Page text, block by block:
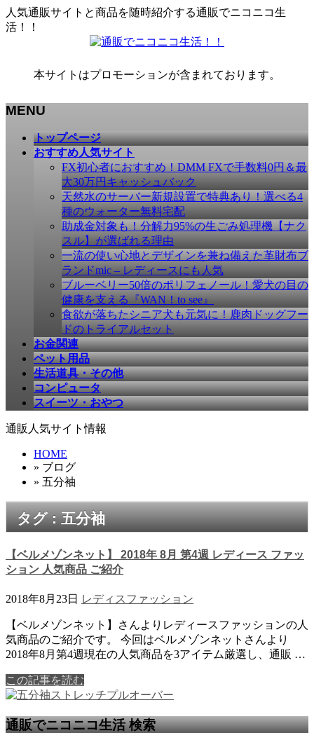
人気通販サイトと商品を随時紹介する通販でニコニコ生
活！！
本サイトはプロモーションが含まれております。
MENU
トップページ
おすすめ人気サイト
FX初心者におすすめ！DMM FXで手数料0円＆最
大30万円キャッシュバック
天然水のサーバー新規設置で特典あり！選べる4
種のウォーター無料宅配
助成金対象も！分解力95%の生ごみ処理機【ナク
スル】が選ばれる理由
一流の使い心地とデザインを兼ね備えた革財布ブ
ランドmic – レディースにも人気
ブルーベリー50倍のポリフェノール！愛犬の目の
健康を支える『WAN！to see』
食欲が落ちたシニア犬も元気に！鹿肉ドッグフー
ドのトライアルセット
お金関連
ペット用品
生活道具・その他
コンピュータ
スイーツ・おやつ
通販人気サイト情報
HOME
» ブログ
» 五分袖
タグ : 五分袖
【ベルメゾンネット】 2018年 8月 第4週 レディース ファッ
ション 人気商品 ご紹介
2018年8月23日 レディスファッション
【ベルメゾンネット】さんよりレディースファッションの人
気商品のご紹介です。 今回はベルメゾンネットさんより
2018年8月第4週現在の人気商品を3アイテム厳選し、通販 …
この記事を読む
通販でニコニコ生活 検索